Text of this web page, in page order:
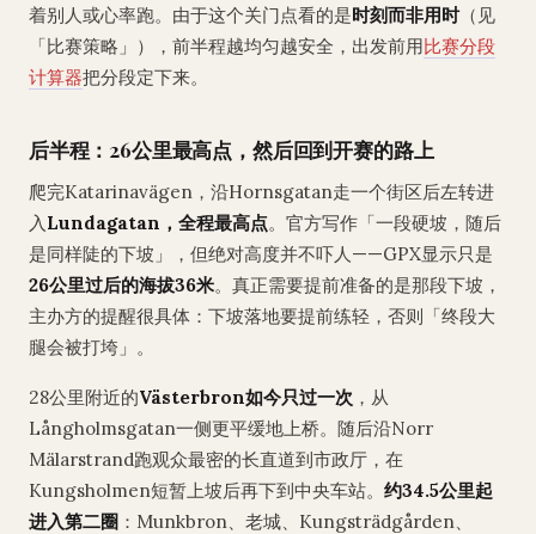
着别人或心率跑。由于这个关门点看的是时刻而非用时（见
「比赛策略」），前半程越均匀越安全，出发前用比赛分段
计算器把分段定下来。
后半程：26公里最高点，然后回到开赛的路上
爬完Katarinavägen，沿Hornsgatan走一个街区后左转进
入Lundagatan，全程最高点。官方写作「一段硬坡，随后
是同样陡的下坡」，但绝对高度并不吓人——GPX显示只是
26公里过后的海拔36米。真正需要提前准备的是那段下坡，
主办方的提醒很具体：下坡落地要提前练轻，否则「终段大
腿会被打垮」。
28公里附近的Västerbron如今只过一次 ，从
Långholmsgatan一侧更平缓地上桥。随后沿Norr
Mälarstrand跑观众最密的长直道到市政厅，在
Kungsholmen短暂上坡后再下到中央车站。 约34.5公里起
进入第二圈 ：Munkbron、老城、Kungsträdgården、